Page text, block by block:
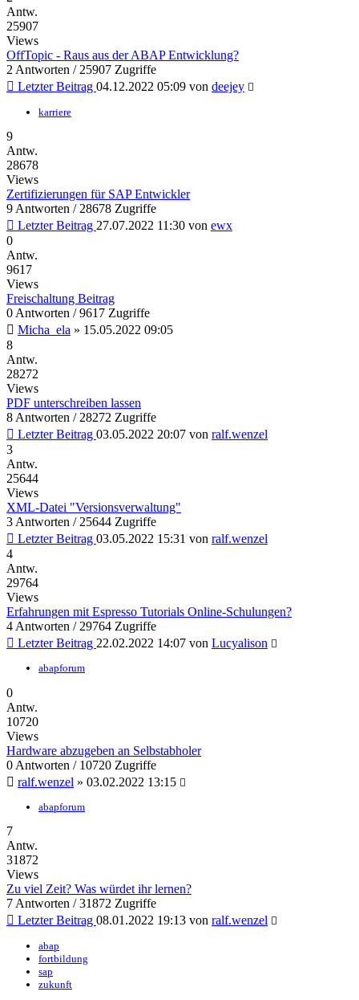
Antw.
25907
Views
OffTopic - Raus aus der ABAP Entwicklung?
2 Antworten / 25907 Zugriffe
Letzter Beitrag 04.12.2022 05:09 von deejey
karriere
9
Antw.
28678
Views
Zertifizierungen für SAP Entwickler
9 Antworten / 28678 Zugriffe
Letzter Beitrag 27.07.2022 11:30 von ewx
0
Antw.
9617
Views
Freischaltung Beitrag
0 Antworten / 9617 Zugriffe
Micha_ela » 15.05.2022 09:05
8
Antw.
28272
Views
PDF unterschreiben lassen
8 Antworten / 28272 Zugriffe
Letzter Beitrag 03.05.2022 20:07 von ralf.wenzel
3
Antw.
25644
Views
XML-Datei "Versionsverwaltung"
3 Antworten / 25644 Zugriffe
Letzter Beitrag 03.05.2022 15:31 von ralf.wenzel
4
Antw.
29764
Views
Erfahrungen mit Espresso Tutorials Online-Schulungen?
4 Antworten / 29764 Zugriffe
Letzter Beitrag 22.02.2022 14:07 von Lucyalison
abapforum
0
Antw.
10720
Views
Hardware abzugeben an Selbstabholer
0 Antworten / 10720 Zugriffe
ralf.wenzel » 03.02.2022 13:15
abapforum
7
Antw.
31872
Views
Zu viel Zeit? Was würdet ihr lernen?
7 Antworten / 31872 Zugriffe
Letzter Beitrag 08.01.2022 19:13 von ralf.wenzel
abap
fortbildung
sap
zukunft